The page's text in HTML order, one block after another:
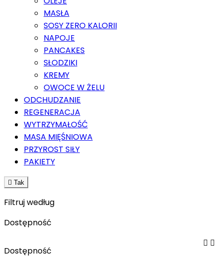
MASŁA
SOSY ZERO KALORII
NAPOJE
PANCAKES
SŁODZIKI
KREMY
OWOCE W ŻELU
ODCHUDZANIE
REGENERACJA
WYTRZYMAŁOŚĆ
MASA MIĘŚNIOWA
PRZYROST SIŁY
PAKIETY
 Tak
Filtruj według
Dostępność
Dostępność
 